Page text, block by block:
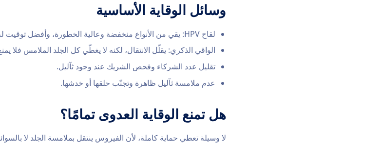
وسائل الوقاية الأساسية
لقاح HPV: يقي من الأنواع منخفضة وعالية الخطورة، وأفضل توقيت له قبل التعرّض للفيروس.
الواقي الذكري: يقلّل الانتقال، لكنه لا يغطّي كل الجلد الملامس فلا
تقليل عدد الشركاء وفحص الشريك عند وجود ثآليل.
عدم ملامسة ثآليل ظاهرة وتجنّب حلقها أو خدشها.
هل تمنع الوقاية العدوى تمامًا؟
لا وسيلة تعطي حماية كاملة، لأن الفيروس ينتقل بملامسة الجلد لا